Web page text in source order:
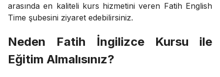
arasında en kaliteli kurs hizmetini veren Fatih English
Time şubesini ziyaret edebilirsiniz.
Neden Fatih İngilizce Kursu ile
Eğitim Almalısınız?